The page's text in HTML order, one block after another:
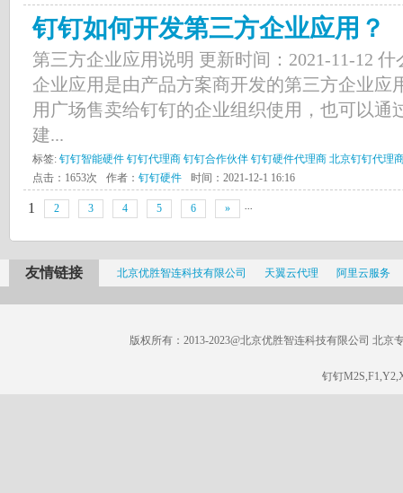
钉钉如何开发第三方企业应用？
第三方企业应用说明 更新时间：2021-11-12
企业应用是由产品方案商开发的第三方企业应
用广场售卖给钉钉的企业组织使用，也可以通
建...
标签: 钉钉智能硬件 钉钉代理商 钉钉合作伙伴 钉钉硬件代理商 北京钉钉代理
点击：1653次
作者： 钉钉硬件 时间：2021-12-1 16:16
1 2 3 4 5 6 ...
»
友情链接 北京优胜智连科技有限公司 天翼云代理 阿里云服务
版权所有：2013-2023@北京优胜智连科技有限公司 北京
钉钉